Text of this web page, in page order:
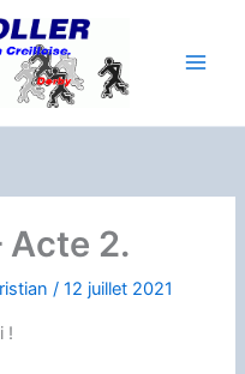
Acte 2.
/12 juillet 2021
!